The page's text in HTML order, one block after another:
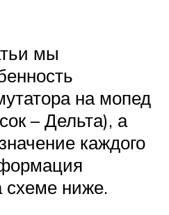
мы
на мопед
– Дельта), а
каждого
схеме ниже.